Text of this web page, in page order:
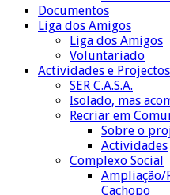
Documentos
Liga dos Amigos
Liga dos Amigos
Voluntariado
Actividades e Projectos
SER C.A.S.A.
Isolado, mas
Recriar em
Sobre o
Actividades
Complexo Social
Ampliação/
Cachopo